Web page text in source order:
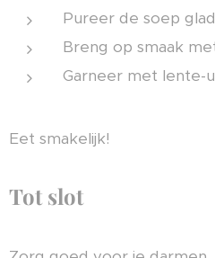
Pureer de soep
Breng op smaak
Garneer met lente-
Eet smakelijk!
Tot slot